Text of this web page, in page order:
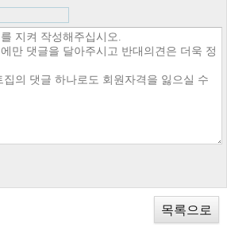
목록으로